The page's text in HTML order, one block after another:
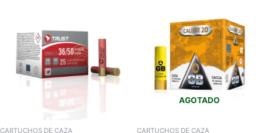
CARTUCHOS DE CAZA
AGOTADO
CARTUCHOS DE CAZA
tiene
Las
se